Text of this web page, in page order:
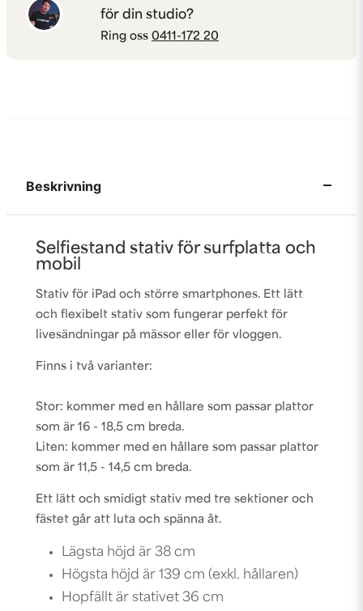
för din studio?
Ring oss 0411-172 20
Beskrivning
Selfiestand stativ för surfplatta och
mobil
Stativ för iPad och större smartphones. Ett lätt
och flexibelt stativ som fungerar perfekt för
livesändningar på mässor eller för vloggen.
Finns i två varianter:
Stor: kommer med en hållare som passar plattor
som är 16 - 18,5 cm breda.
Liten: kommer med en hållare som passar plattor
som är 11,5 - 14,5 cm breda.
Ett lätt och smidigt stativ med tre sektioner och
fästet går att luta och spänna åt.
Lägsta höjd är 38 cm
Högsta höjd är 139 cm (exkl. hållaren)
Hopfällt är stativet 36 cm